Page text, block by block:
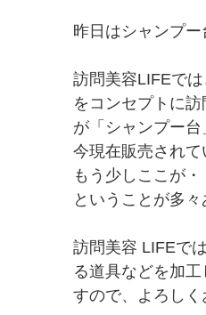
昨日はシャンプ
訪問美容LIFEでは
をコンセプトに
が「シャンプー台
今現在販売され
もう少しここが・
ということが多々
訪問美容 LIFEで
る道具などを加
すので、よろしく